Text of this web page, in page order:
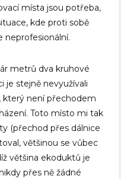
místa jsou potřeba,
kde proti sobě
neprofesionální.
metrů dva kruhové
je stejně nevyužívali
který není přechodem
Toto místo mi tak
(přechod přes dálnice
většinou se vůbec
většina ekoduktů je
přes ně žádné